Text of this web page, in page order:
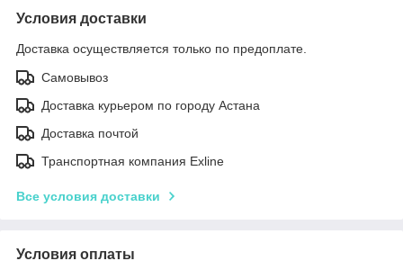
Условия доставки
Доставка осуществляется только по предоплате.
Самовывоз
Доставка курьером по городу Астана
Доставка почтой
Транспортная компания Exline
Все условия доставки
Условия оплаты